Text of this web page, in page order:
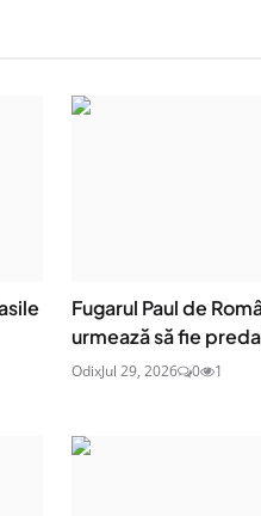
Fugarul Paul de
urmează să fie
OdixJul 29, 2026 0 1